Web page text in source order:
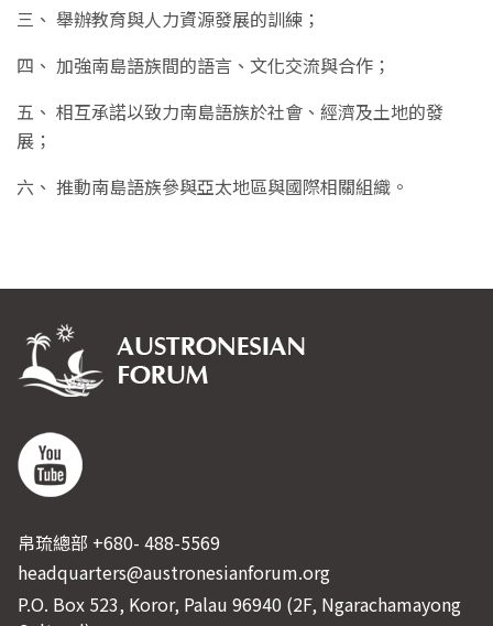
三、 舉辦教育與人力資源發展的訓練；
四、 加強南島語族間的語言、文化交流與合作；
五、 相互承諾以致力南島語族於社會、經濟及土地的發
展；
六、 推動南島語族參與亞太地區與國際相關組織。
帛琉總部 +680- 488-5569
headquarters@austronesianforum.org
P.O. Box 523, Koror, Palau 96940 (2F, Ngarachamayong